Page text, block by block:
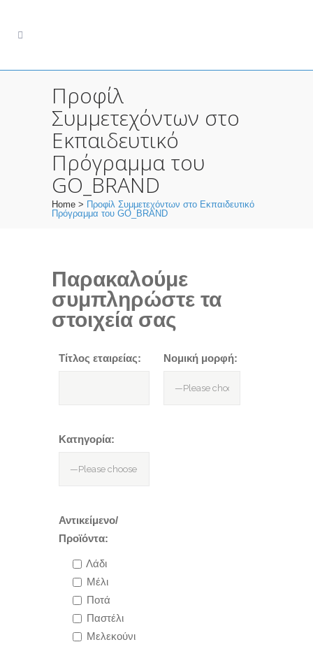
Προφίλ
Συμμετεχόντων στο
Εκπαιδευτικό
Πρόγραμμα του
GO_BRAND
Home > Προφίλ Συμμετεχόντων στο Εκπαιδευτικό
Πρόγραμμα του GO_BRAND
Παρακαλούμε
συμπληρώστε τα
στοιχεία σας
Τίτλος εταιρείας: Νομική μορφή:
Κατηγορία:
Αντικείμενο/
Προϊόντα:
Λάδι
Μέλι
Ποτά
Παστέλι
Μελεκούνι